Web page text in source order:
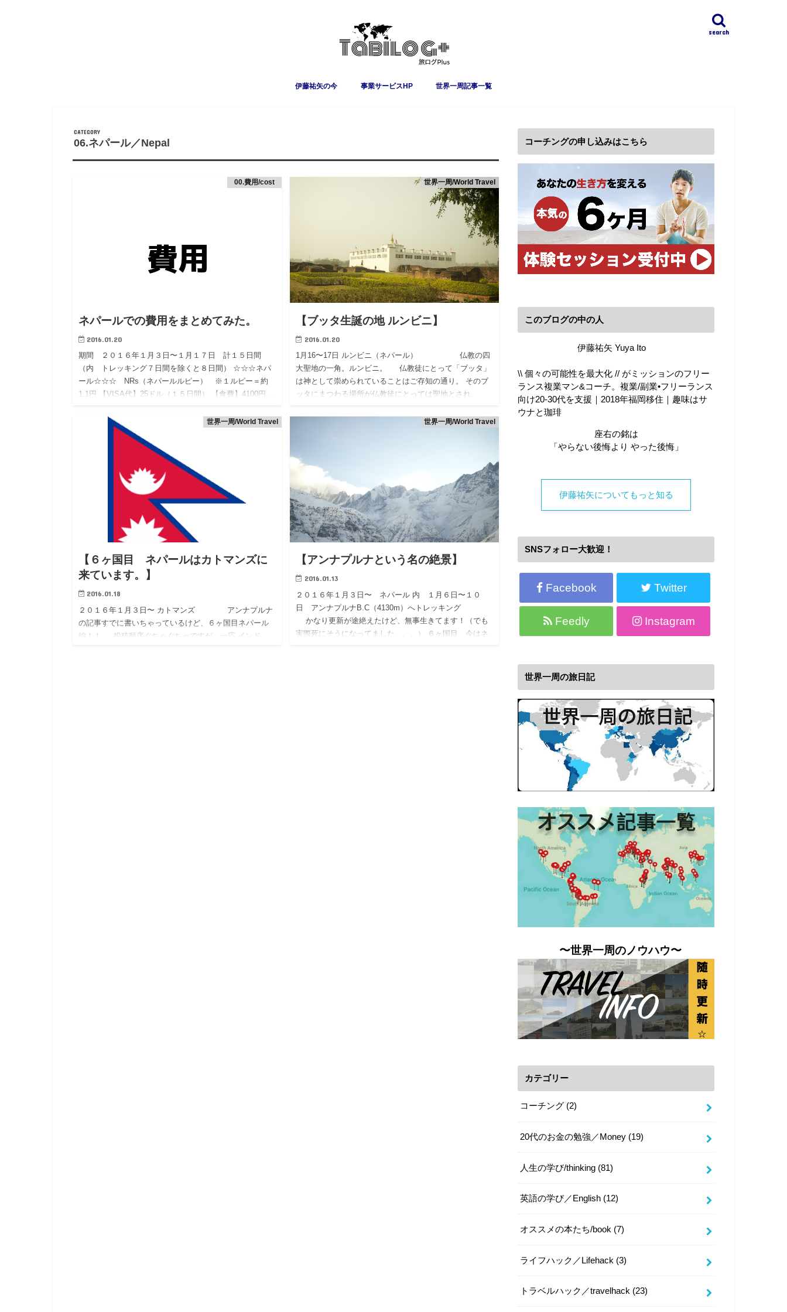
search
伊藤祐矢の今 事業サービスHP 世界一周記事一覧
06.ネパール／Nepal
00.費用/cost
ネパールでの費用をまとめてみた。
2016.01.20
期間 ２０１６年１月３日〜１月１７日 計１５日間
（内 トレッキング７日間を除くと８日間） ☆☆☆ネパ
ール☆☆☆ NRs（ネパールルピー） ※１ルピー＝約
1.1円 【VISA代】25ドル（１５日間） 【食費】4100円…
世界一周/World Travel
【ブッタ生誕の地 ルンビニ】
2016.01.20
1月16〜17日 ルンビニ（ネパール） 仏教の四
大聖地の一角。ルンビニ。 仏教徒にとって「ブッタ」
は神として崇められていることはご存知の通り。 そのブ
ッタにまつわる場所が仏教徒にとっては聖地とされ、
世界一周/World Travel
【６ヶ国目 ネパールはカトマンズに
来ています。】
2016.01.18
２０１６年１月３日〜 カトマンズ アンナプルナ
の記事すでに書いちゃっているけど、６ヶ国目ネパール
編！！ 投稿順序ぐちゃぐちゃですが、一応 インド
世界一周/World Travel
【アンナプルナという名の絶景】
2016.01.13
２０１６年１月３日〜 ネパール 内 １月６日〜１０
日 アンナプルナB.C（4130m）へトレッキング
かなり更新が途絶えたけど、無事生きてます！（でも
実際死にそうになってました。。。） ６ヶ国目 今はネ
コーチングの申し込みはこちら
このブログの中の人
伊藤祐矢 Yuya Ito
\\ 個々の可能性を最大化 // がミッションのフリー
ランス複業マン&コーチ。複業/副業•フリーランス
向け20-30代を支援｜2018年福岡移住｜趣味はサ
ウナと珈琲
座右の銘は
「やらない後悔より やった後悔」
伊藤祐矢についてもっと知る
SNSフォロー大歓迎！
Facebook Twitter
Feedly Instagram
世界一周の旅日記
〜世界一周のノウハウ〜
カテゴリー
コーチング (2)
20代のお金の勉強／Money (19)
人生の学び/thinking (81)
英語の学び／English (12)
オススメの本たち/book (7)
ライフハック／Lifehack (3)
トラベルハック／travelhack (23)